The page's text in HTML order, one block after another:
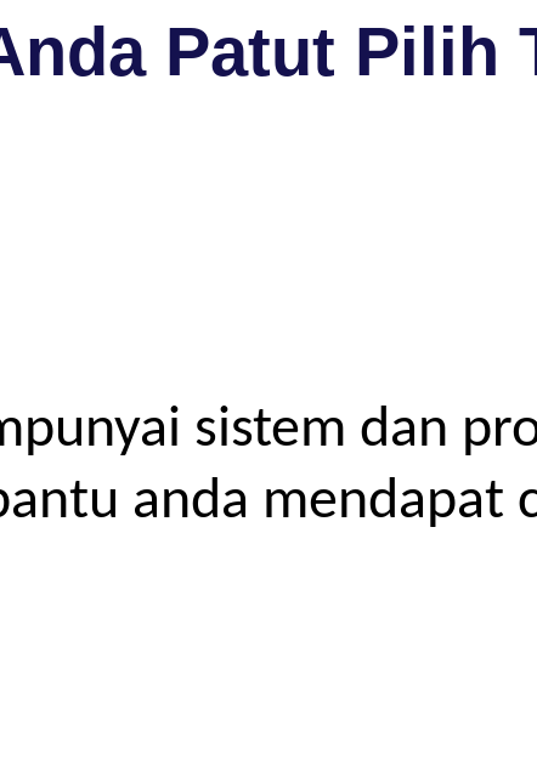
Patut Pilih
sistem dan
anda mendapat